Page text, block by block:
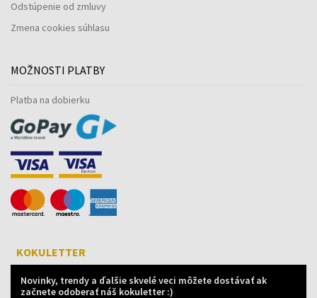
Odstúpenie od zmluvy
Zmena cookies súhlasu
MOŽNOSTI PLATBY
Platba na dobierku
KOKULETTER
Novinky, trendy a ďalšie skvelé veci môžete dostávať ak
začnete odoberať náš kokuletter :)